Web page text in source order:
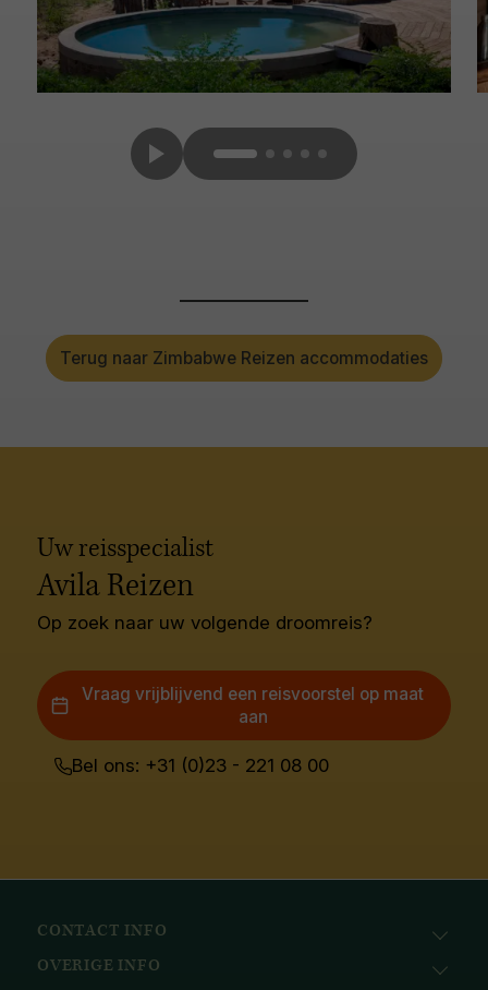
Terug naar Zimbabwe Reizen accommodaties
Uw reisspecialist
Avila Reizen
Op zoek naar uw volgende droomreis?
Vraag vrijblijvend een reisvoorstel op maat
aan
Bel ons: +31 (0)23 - 221 08 00
CONTACT INFO
Avila Reizen
OVERIGE INFO